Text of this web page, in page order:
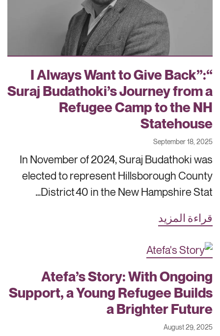
“I Always Want to Give Back”:
Suraj Budathoki’s Journey from a
Refugee Camp to the NH
Statehouse
September 18, 2025
In November of 2024, Suraj Budathoki was
elected to represent Hillsborough County
District 40 in the New Hampshire Stat…
قراءة المزيد
Atefa’s Story: With Ongoing
Support, a Young Refugee Builds
a Brighter Future
August 29, 2025